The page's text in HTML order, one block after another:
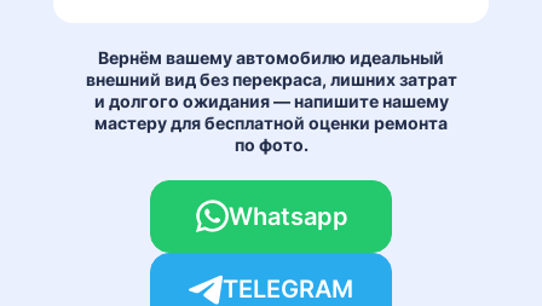
Вернём вашему автомобилю идеальный
внешний вид без перекраса, лишних затрат
и долгого ожидания — напишите нашему
мастеру для бесплатной оценки ремонта
по фото.
Whatsapp
TELEGRAM